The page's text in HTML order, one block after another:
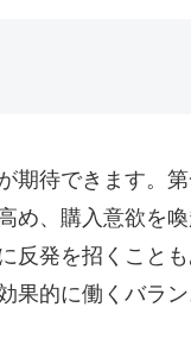
期待できます。
め、購入意欲を
反発を招くこと
果的に働くバラ